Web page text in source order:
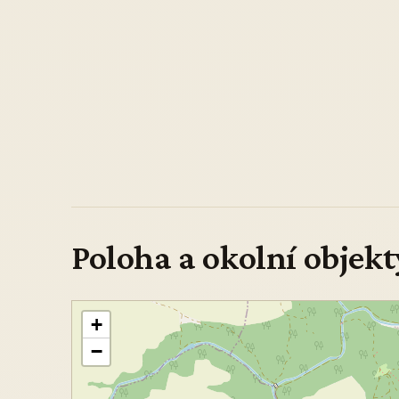
Poloha a okolní
+
−